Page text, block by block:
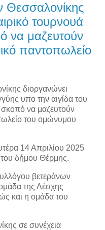
Θεσσαλονίκης
τουρνουά
να μαζευτούν
παντοπωλείο
διοργανώνει
υπο την αιγίδα του
να μαζευτούν
του ομώνυμου
14 Απριλίου 2025
δήμου Θέρμης.
βετεράνων
της Λέσχης
και η ομάδα του
σε συνέχεια